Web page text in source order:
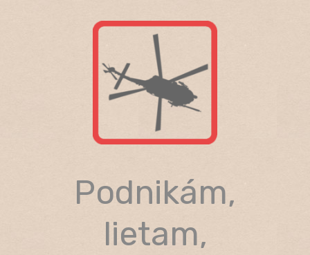
Podnikám,
lietam,